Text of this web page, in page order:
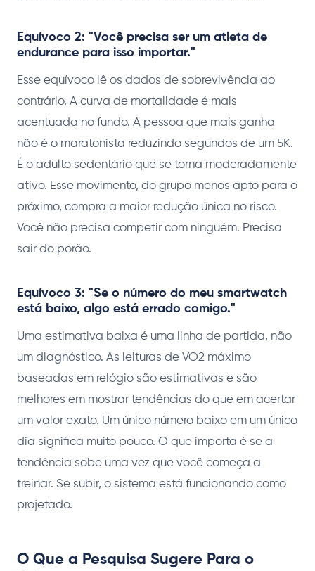
Equívoco 2: "Você precisa ser um atleta de
endurance para isso importar."
Esse equívoco lê os dados de sobrevivência ao
contrário. A curva de mortalidade é mais
acentuada no fundo. A pessoa que mais ganha
não é o maratonista reduzindo segundos de um 5K.
É o adulto sedentário que se torna moderadamente
ativo. Esse movimento, do grupo menos apto para o
próximo, compra a maior redução única no risco.
Você não precisa competir com ninguém. Precisa
sair do porão.
Equívoco 3: "Se o número do meu smartwatch
está baixo, algo está errado comigo."
Uma estimativa baixa é uma linha de partida, não
um diagnóstico. As leituras de VO2 máximo
baseadas em relógio são estimativas e são
melhores em mostrar tendências do que em acertar
um valor exato. Um único número baixo em um único
dia significa muito pouco. O que importa é se a
tendência sobe uma vez que você começa a
treinar. Se subir, o sistema está funcionando como
projetado.
O Que a Pesquisa Sugere Para o